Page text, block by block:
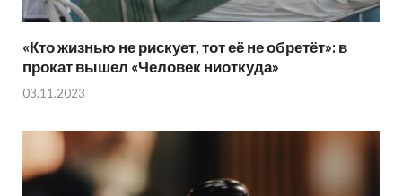
«Кто жизнью не рискует, тот её не обретёт»: в
прокат вышел «Человек ниоткуда»
03.11.2023